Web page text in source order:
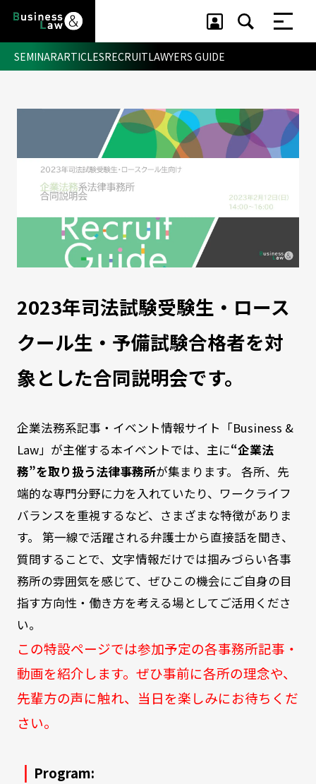
記事
リクルート
SEMINARARTICLESRECRUITLAWYERS GUIDE
2023年司法試験受験生・ロース
クール生・予備試験合格者を対
象とした合同説明会です。
企業法務系記事・イベント情報サイト「Business &
Law」が主催する本イベントでは、主に“企業法
務”を取り扱う法律事務所が集まります。 各所、先
端的な専門分野に力を入れていたり、ワークライフ
バランスを重視するなど、さまざまな特徴がありま
す。 第一線で活躍される弁護士から直接話を聞き、
質問することで、文字情報だけでは掴みづらい各事
務所の雰囲気を感じて、ぜひこの機会にご自身の目
指す方向性・働き方を考える場としてご活用くださ
い。
この特設ページでは参加予定の各事務所記事・
動画を紹介します。ぜひ事前に各所の理念や、
先輩方の声に触れ、当日を楽しみにお待ちくだ
さい。
Program: